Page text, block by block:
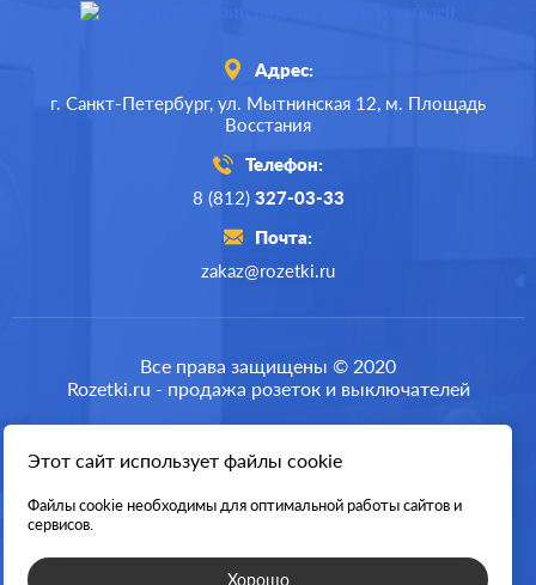
Адрес:
г. Санкт-Петербург, ул. Мытнинская 12, м. Площадь
Восстания
Телефон:
8 (812) 327-03-33
Почта:
zakaz@rozetki.ru
Все права защищены © 2020
Rozetki.ru - продажа розеток и выключателей
Разработка сайта
Этот сайт использует файлы cookie
Файлы cookie необходимы для оптимальной работы сайтов и
сервисов.
Хорошо